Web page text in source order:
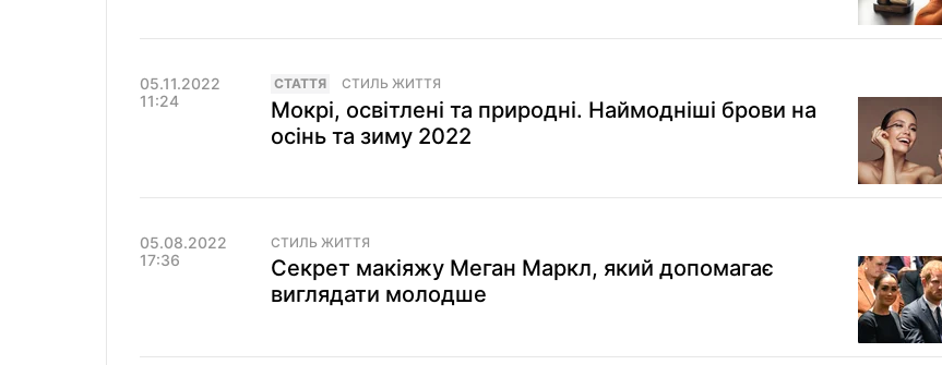
05.11.2022
11:24
СТАТТЯ СТИЛЬ ЖИТТЯ
Мокрі, освітлені та природні. Наймодніші брови на
осінь та зиму 2022
05.08.2022
17:36
СТИЛЬ ЖИТТЯ
Секрет макіяжу Меган Маркл, який допомагає
виглядати молодше